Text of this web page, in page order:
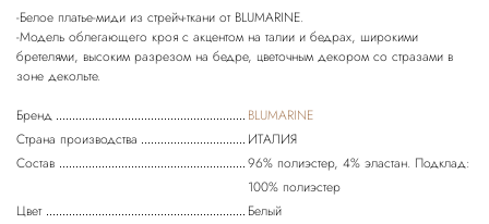
-Белое платье-миди из стрейч-ткани от BLUMARINE.
-Модель облегающего кроя с акцентом на талии и бедрах, широкими
бретелями, высоким разрезом на бедре, цветочным декором со стразами в
Бренд
BLUMARINE
Страна производства
ИТАЛИЯ
Состав
96% полиэстер, 4% эластан. Подклад:
100% полиэстер
Цвет
Белый